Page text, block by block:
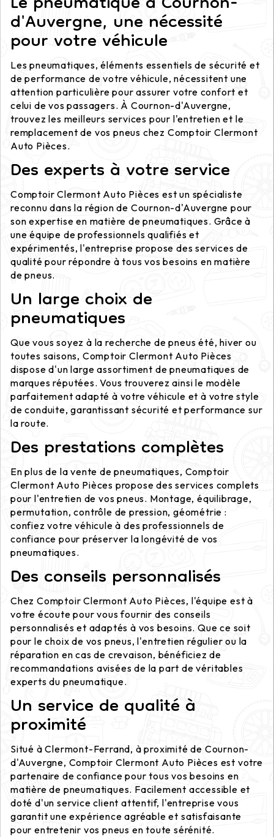
d'Auvergne, une nécessité
pour votre véhicule
Les pneumatiques, éléments essentiels de sécurité et
de performance de votre véhicule, nécessitent une
attention particulière pour assurer votre confort et
celui de vos passagers. À Cournon-d'Auvergne,
trouvez les meilleurs services pour l'entretien et le
remplacement de vos pneus chez Comptoir Clermont
Auto Pièces.
Des experts à votre service
Comptoir Clermont Auto Pièces est un spécialiste
reconnu dans la région de Cournon-d'Auvergne pour
son expertise en matière de pneumatiques. Grâce à
une équipe de professionnels qualifiés et
expérimentés, l'entreprise propose des services de
qualité pour répondre à tous vos besoins en matière
de pneus.
Un large choix de
pneumatiques
Que vous soyez à la recherche de pneus été, hiver ou
toutes saisons, Comptoir Clermont Auto Pièces
dispose d'un large assortiment de pneumatiques de
marques réputées. Vous trouverez ainsi le modèle
parfaitement adapté à votre véhicule et à votre style
de conduite, garantissant sécurité et performance sur
la route.
Des prestations complètes
En plus de la vente de pneumatiques, Comptoir
Clermont Auto Pièces propose des services complets
pour l'entretien de vos pneus. Montage, équilibrage,
permutation, contrôle de pression, géométrie :
confiez votre véhicule à des professionnels de
confiance pour préserver la longévité de vos
pneumatiques.
Des conseils personnalisés
Chez Comptoir Clermont Auto Pièces, l'équipe est à
votre écoute pour vous fournir des conseils
personnalisés et adaptés à vos besoins. Que ce soit
pour le choix de vos pneus, l'entretien régulier ou la
réparation en cas de crevaison, bénéficiez de
recommandations avisées de la part de véritables
experts du pneumatique.
Un service de qualité à
proximité
Situé à Clermont-Ferrand, à proximité de Cournon-
d'Auvergne, Comptoir Clermont Auto Pièces est votre
partenaire de confiance pour tous vos besoins en
matière de pneumatiques. Facilement accessible et
doté d'un service client attentif, l'entreprise vous
garantit une expérience agréable et satisfaisante
pour entretenir vos pneus en toute sérénité.